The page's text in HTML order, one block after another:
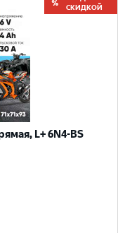
СКИДКОЙ
L+ 6N4-BS